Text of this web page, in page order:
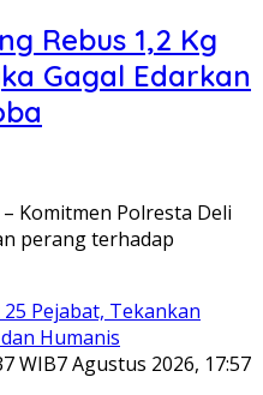
Rebus 1,2 Kg
Gagal Edarkan
– Komitmen Polresta Deli
perang terhadap
WIB7 Agustus 2026, 17:57